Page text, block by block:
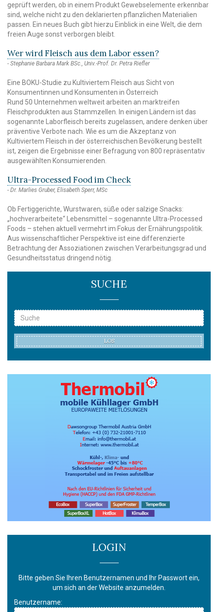
geprüft werden, ob in einem Produkt Gewebselemente erkennbar
sind, welche nicht zu den deklarierten pflanzlichen Materialien
passen. Ein neues Buch gibt hierzu Einblick in eine Welt, die dem
freien Auge sonst verborgen bleibt.
Wer wird Fleisch aus dem Labor essen?
Stephanie Barbara Mark BSc., Univ.-Prof. Dr. Petra Riefler
Eine BOKU-Studie zu Kultiviertem Fleisch aus Sicht von
Konsumentinnen und Konsumenten in Österreich
Rund 50 Unternehmen weltweit arbeiten an marktreifen
Fleischprodukten aus Stammzellen. In einigen Ländern ist das
sogenannte Laborfleisch bereits zugelassen, andere denken über
präventive Verbote nach. Wie es um die Akzeptanz von
Kultiviertem Fleisch in der österreichischen Bevölkerung bestellt
ist, zeigen die Ergebnisse einer Befragung von 800 repräsentativ
ausgewählten Konsumierenden.
Ultra-Processed Food im Check
Dr. Marlies Gruber, Elisabeth Sperr, MSc
Ob Fertiggerichte, Wurstwaren, süße oder salzige Snacks:
„hochverarbeitete“ Lebensmittel – sogenannte Ultra-Processed
Foods – stehen aktuell vermehrt im Fokus der Ernährungspolitik.
Aus wissenschaftlicher Perspektive ist eine differenzierte
Betrachtung der Assoziationen zwischen Verarbeitungsgrad und
Gesundheitsstatus dringend nötig.
SUCHE
LOS
LOGIN
Bitte geben Sie Ihren Benutzernamen und Ihr Passwort ein,
um sich an der Website anzumelden.
Benutzername: